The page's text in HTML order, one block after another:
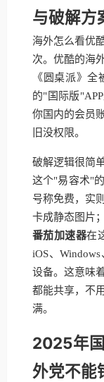
与破解方
海外怎么看优
次。优酷的海
《圆桌派》
的"国际版
你国内的会员
旧没权限。
破解逻辑很简
这个"易容术"
号称免费，实
卡成静态图片
番茄加速器在
iOS、
设备。这意味
都能共享，不
满。
2025年
外党不能